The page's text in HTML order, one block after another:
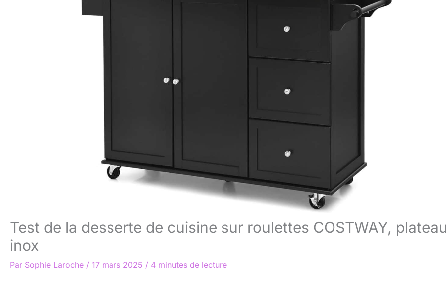
Test de la desserte de cuisine sur roulettes COSTWAY,
inox
Par Sophie Laroche / 17 mars 2025 / 4 minutes de lecture